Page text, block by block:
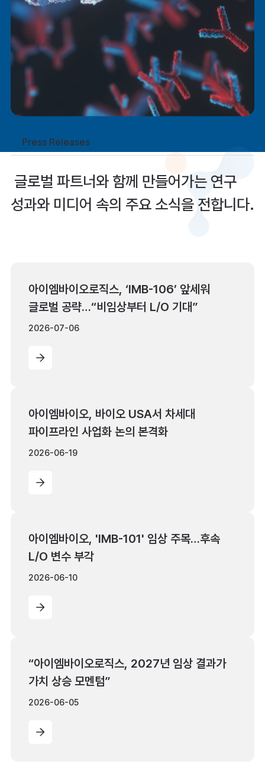
Press Releases
글로벌 파트너와 함께 만들어가는 연구
성과와 미디어 속의 주요 소식을 전합니다.
아이엠바이오로직스, ‘IMB-106’ 앞세워
글로벌 공략…“비임상부터 L/O 기대”
2026-07-06
아이엠바이오, 바이오 USA서 차세대
파이프라인 사업화 논의 본격화
2026-06-19
아이엠바이오, 'IMB-101' 임상 주목…후속
L/O 변수 부각
2026-06-10
“아이엠바이오로직스, 2027년 임상 결과가
가치 상승 모멘텀”
2026-06-05